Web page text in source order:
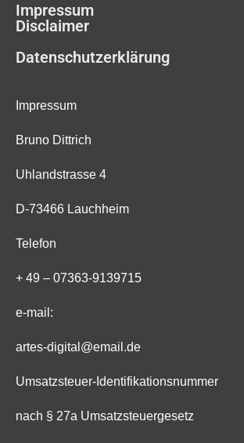
Impressum
Disclaimer
Datenschutzerklärung
Impressum
Bruno Dittrich
Uhlandstrasse 4
D-73466 Lauchheim
Telefon
+ 49 – 07363-9139715
e-mail:
artes-digital@email.de
Umsatzsteuer-Identifikationsnummer
nach § 27a Umsatzsteuergesetz